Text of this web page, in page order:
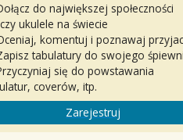
do największej społeczności
ukulele na świecie
komentuj i poznawaj
tabulatury do swojego
się do powstawania
coverów, itp.
Zarejestruj